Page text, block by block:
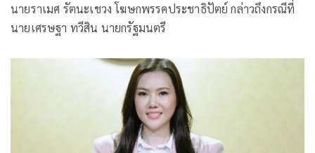
นายราเมศ รัตนะเชวง โฆษกพรรคประชาธิปัตย์ กล่าวถึงกรณีที่
นายเศรษฐา ทวีสิน นายกรัฐมนตรี